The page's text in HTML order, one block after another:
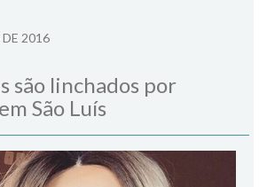
2016
são linchados por
São Luís